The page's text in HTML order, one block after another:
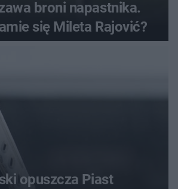
broni napastnika.
się Mileta Rajović?
opuszcza Piast